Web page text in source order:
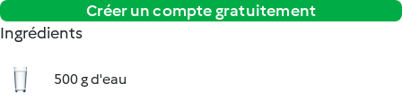
Créer un compte gratuitement
Ingrédients
500 g d'eau